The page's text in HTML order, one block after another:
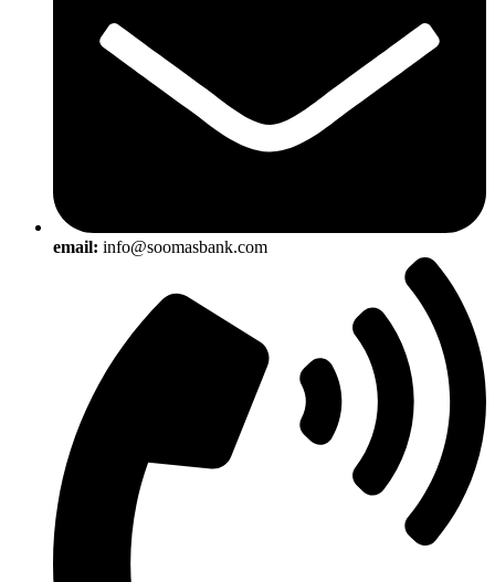
email: info@soomasbank.com